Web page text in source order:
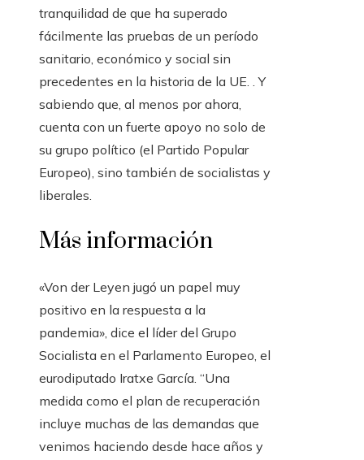
tranquilidad de que ha superado
fácilmente las pruebas de un período
sanitario, económico y social sin
precedentes en la historia de la UE. . Y
sabiendo que, al menos por ahora,
cuenta con un fuerte apoyo no solo de
su grupo político (el Partido Popular
Europeo), sino también de socialistas y
liberales.
Más información
«Von der Leyen jugó un papel muy
positivo en la respuesta a la
pandemia», dice el líder del Grupo
Socialista en el Parlamento Europeo, el
eurodiputado Iratxe García. “Una
medida como el plan de recuperación
incluye muchas de las demandas que
venimos haciendo desde hace años y